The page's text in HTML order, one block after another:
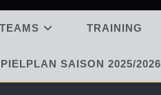
TEAMS TRAINING
SAISON 2025/2026